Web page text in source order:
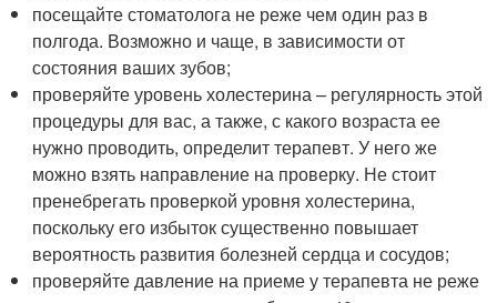
посещайте стоматолога не реже чем один раз в
полгода. Возможно и чаще, в зависимости от
состояния ваших зубов;
проверяйте уровень холестерина – регулярность этой
процедуры для вас, а также, с какого возраста ее
нужно проводить, определит терапевт. У него же
можно взять направление на проверку. Не стоит
пренебрегать проверкой уровня холестерина,
поскольку его избыток существенно повышает
вероятность развития болезней сердца и сосудов;
проверяйте давление на приеме у терапевта не реже